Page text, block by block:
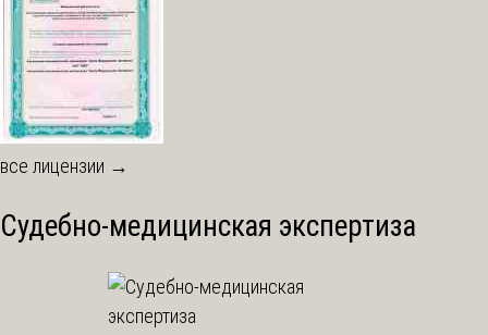
все лицензии →
Судебно-медицинская экспертиза